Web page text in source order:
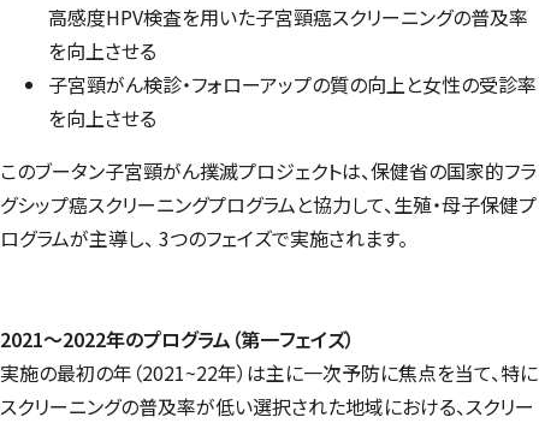
高感度HPV検査を用いた子宮頸癌スクリーニングの普及率
を向上させる
子宮頸がん検診・フォローアップの質の向上と女性の受診率
を向上させる
このブータン子宮頸がん撲滅プロジェクトは、保健省の国家的フラ
グシップ癌スクリーニングプログラムと協力して、生殖・母子保健プ
ログラムが主導し、 3つのフェイズで実施されます。
2021～2022年のプログラム（第一フェイズ）
実施の最初の年（2021~22年）は主に一次予防に焦点を当て、特に
スクリーニングの普及率が低い選択された地域における、スクリー